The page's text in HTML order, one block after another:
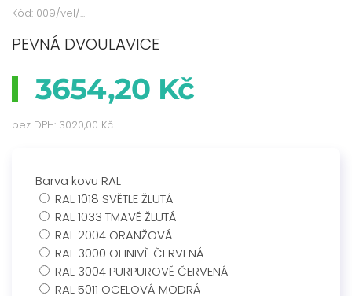
Kód: 009/vel/...
PEVNÁ DVOULAVICE
3654,20 Kč
bez DPH: 3020,00 Kč
Barva kovu RAL
RAL 1018 SVĚTLE ŽLUTÁ
RAL 1033 TMAVĚ ŽLUTÁ
RAL 2004 ORANŽOVÁ
RAL 3000 OHNIVĚ ČERVENÁ
RAL 3004 PURPUROVĚ ČERVENÁ
RAL 5011 OCELOVÁ MODRÁ